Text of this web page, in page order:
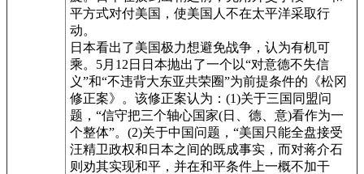
平方式对付美国，使美国人不在太平洋采取行
动。
日本看出了美国极力想避免战争，认为有机可
乘。5月12日日本抛出了一个以“对意德不失信
义”和“不违背大东亚共荣圈”为前提条件的《松冈
修正案》。该修正案认为：(1)关于三国同盟问
题，“信守把三个轴心国家(日、德、意)看作为一
个整体”。(2)关于中国问题，“美国只能全盘接受
汪精卫政权和日本之间的既成事实，而对蒋介石
则劝其实现和平，并在和平条件上一概不加干